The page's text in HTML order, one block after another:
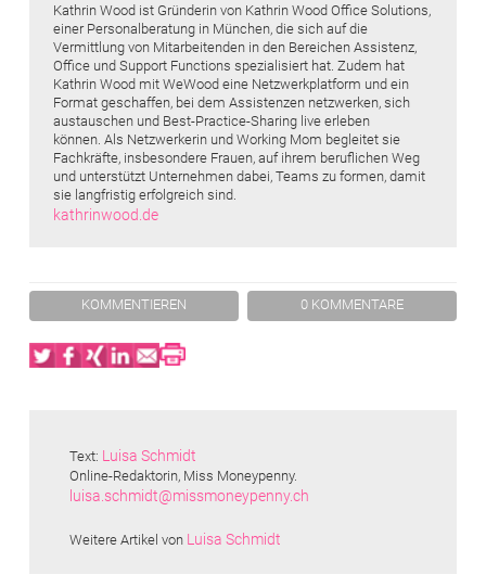
Kathrin Wood ist Gründerin von Kathrin Wood Office Solutions,
einer Personalberatung in München, die sich auf die
Vermittlung von Mitarbeitenden in den Bereichen Assistenz,
Office und Support Functions spezialisiert hat. Zudem hat
Kathrin Wood mit WeWood eine Netzwerkplatform und ein
Format geschaffen, bei dem Assistenzen netzwerken, sich
austauschen und Best-Practice-Sharing live erleben
können. Als Netzwerkerin und Working Mom begleitet sie
Fachkräfte, insbesondere Frauen, auf ihrem beruflichen Weg
und unterstützt Unternehmen dabei, Teams zu formen, damit
sie langfristig erfolgreich sind.
kathrinwood.de
KOMMENTIEREN 0 KOMMENTARE
Twitter
Facebook
XING
LinkedIn
Email
Print
Text: Luisa Schmidt
Online-Redaktorin, Miss Moneypenny.
luisa.schmidt@missmoneypenny.ch
Weitere Artikel von Luisa Schmidt